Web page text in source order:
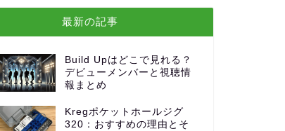
最新の記事
Build Upはどこで見れる？
デビューメンバーと視聴情
報まとめ
Kregポケットホールジグ
320：おすすめの理由とそ